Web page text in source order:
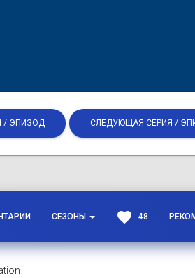
/ ЭПИЗОД СЛЕДУЮЩАЯ СЕРИЯ /
СЕЗОНЫ favorite 48